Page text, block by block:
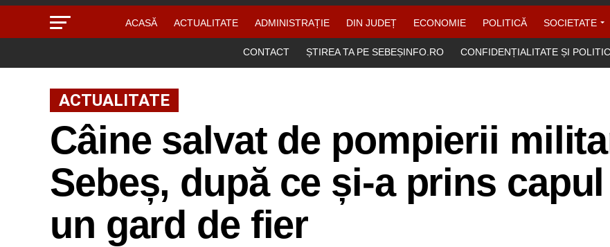
ACASĂ ACTUALITATE ADMINISTRAȚIE DIN JUDEȚ ECONOMIE POLITICĂ SOCIETATE
CONTACT ȘTIREA TA PE SEBEȘINFO.RO CONFIDENȚIALITATE ȘI
ACTUALITATE
Câine salvat de pompierii
Sebeș, după ce și-a prins
un gard de fier